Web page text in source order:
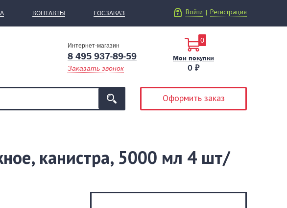
КОНТАКТЫ ГОСЗАКАЗ Войти | Регистрация
Интернет-магазин
8 495 937-89-59
Заказать звонок
0
Мои покупки
0 ₽
Оформить заказ
канистра, 5000 мл 4 шт/